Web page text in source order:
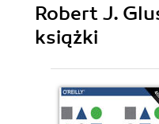
Robert J.
książki